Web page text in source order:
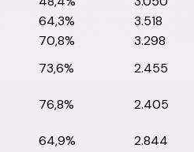
64,3%
3.518
70,8%
3.298
73,6%
2.455
76,8%
2.405
64,9%
2.844